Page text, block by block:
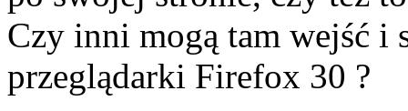
Czy inni mogą tam wejść i
przeglądarki Firefox 30 ?